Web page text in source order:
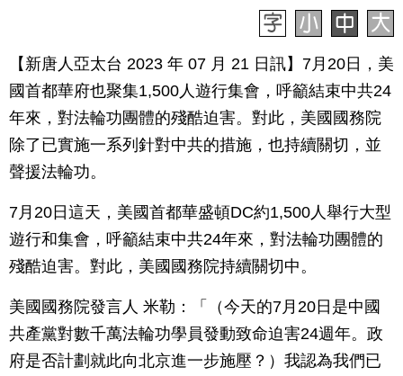
【新唐人亞太台 2023 年 07 月 21 日訊】7月20日，美
國首都華府也聚集1,500人遊行集會，呼籲結束中共24
年來，對法輪功團體的殘酷迫害。對此，美國國務院
除了已實施一系列針對中共的措施，也持續關切，並
聲援法輪功。
7月20日這天，美國首都華盛頓DC約1,500人舉行大型
遊行和集會，呼籲結束中共24年來，對法輪功團體的
殘酷迫害。對此，美國國務院持續關切中。
美國國務院發言人 米勒：「（今天的7月20日是中國
共產黨對數千萬法輪功學員發動致命迫害24週年。政
府是否計劃就此向北京進一步施壓？）我認為我們已